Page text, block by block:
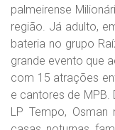
palmeirense
região. Já adulto,
bateria no grupo
grande evento que
com 15 atrações
e cantores de MPB.
LP Tempo,